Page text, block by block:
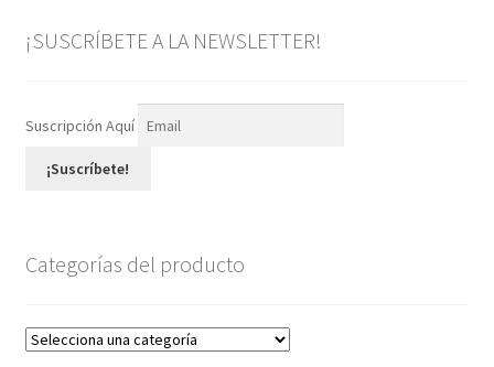
¡SUSCRÍBETE A LA NEWSLETTER!
Suscripción Aquí
¡Suscríbete!
Categorías del producto